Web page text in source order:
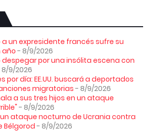
un expresidente francés sufre su
año- 8/9/2026
despegar por una insólita escena con
9/2026
por día: EE.UU. buscará a deportados
migratorias - 8/9/2026
a sus tres hijos en un ataque
- 8/9/2026
ataque nocturno de Ucrania contra
Bélgorod - 8/9/2026